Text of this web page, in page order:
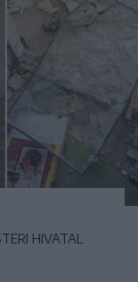
HIVATAL